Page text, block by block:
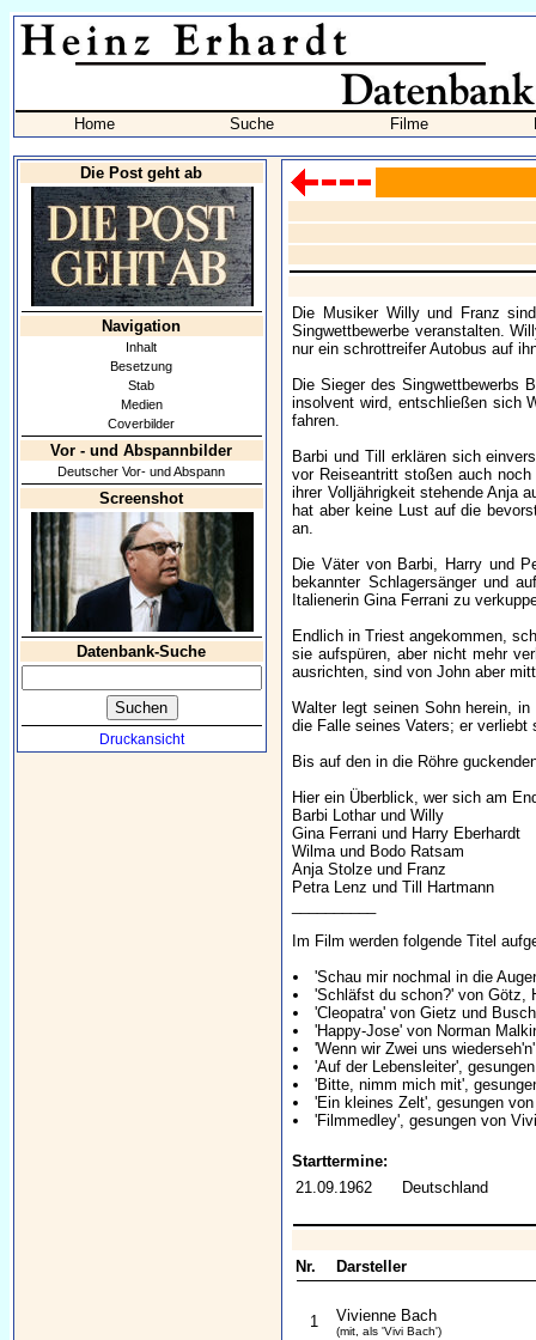
Home Suche Filme
Die Post geht ab
Navigation
Inhalt
Besetzung
Stab
Medien
Coverbilder
Vor - und Abspannbilder
Deutscher Vor- und Abspann
Screenshot
Datenbank-Suche
Druckansicht
Die Musiker Willy und Franz
Singwettbewerbe veranstalten.
nur ein schrottreifer Autobus auf
Die Sieger des Singwettbewerbs
insolvent wird, entschließen sich
fahren.
Barbi und Till erklären sich
vor Reiseantritt stoßen auch
ihrer Volljährigkeit stehende Anja
hat aber keine Lust auf die
an.
Die Väter von Barbi, Harry und
bekannter Schlagersänger und
Italienerin Gina Ferrani zu
Endlich in Triest angekommen,
sie aufspüren, aber nicht mehr
ausrichten, sind von John aber
Walter legt seinen Sohn herein,
die Falle seines Vaters; er verliebt
Bis auf den in die Röhre
Hier ein Überblick, wer sich am
Barbi Lothar und Willy
Gina Ferrani und Harry Eberhardt
Wilma und Bodo Ratsam
Anja Stolze und Franz
Petra Lenz und Till Hartmann
Im Film werden folgende Titel
'Schau mir nochmal in die
'Schläfst du schon?' von Götz,
'Cleopatra' von Gietz und
'Happy-Jose' von Norman
'Wenn wir Zwei uns
'Auf der Lebensleiter',
'Bitte, nimm mich mit',
'Ein kleines Zelt', gesungen
'Filmmedley', gesungen von
Starttermine:
21.09.1962
Deutschland
Nr. Darsteller
1 Vivienne Bach
(mit, als 'Vivi Bach')